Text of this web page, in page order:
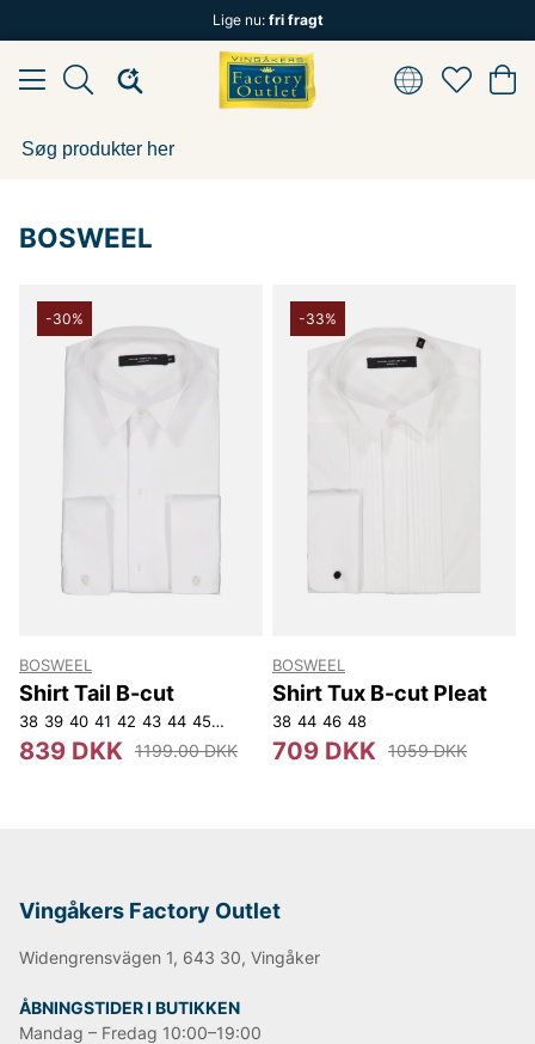
Lige nu: fri fragt
BOSWEEL
-30%
BOSWEEL
Shirt Tail B-cut
38 39 40 41 42 43 44 45 46
839 DKK 1199.00 DKK
-33%
BOSWEEL
Shirt Tux B-cut Pleat
38 44 46 48
709 DKK 1059 DKK
Vingåkers Factory Outlet
Widengrensvägen 1, 643 30, Vingåker
ÅBNINGSTIDER I BUTIKKEN
Mandag – Fredag 10:00–19:00